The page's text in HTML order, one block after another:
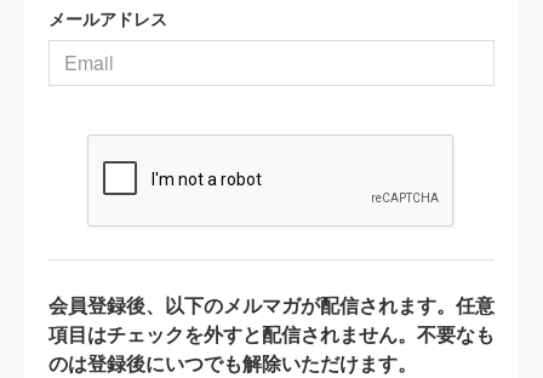
メールアドレス
会員登録後、以下のメルマガが配信されます。任意
項目はチェックを外すと配信されません。不要なも
のは登録後にいつでも解除いただけます。